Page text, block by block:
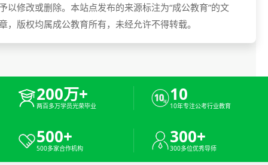
以修改或删除。本站点发布的来源标注为“成公教育”的文
，版权均属成公教育所有，未经允许不得转载。
200万+
两百多万学员光荣毕业
10
10年专注公考行业教育
500+
500多家合作机构
300+
300多位优秀导师